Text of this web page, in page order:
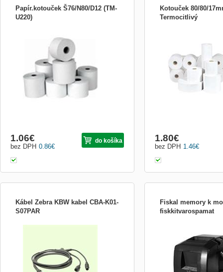
Papír.kotouček Š76/N80/D12 (TM-
U220)
kartonů pro TM-U220 šíře = 76 návin = 80
dutinka = 12 Nejvhodnějším prostředím
pro skladování papíru je tmavá místnost s
relativní vlhkostí vzduchu kolem 50% a
teplotou okolo 23°C. Záznamy musí být
0.86€
bez DPH
1.06€ do košíka
Kotouček 80/80/
Termocitlivý
1.46€
bez DPH
1.80€
Kábel Zebra KBW kabel CBA-K01-
S07PAR
Fiskal memory k
fiskkitvarospamat